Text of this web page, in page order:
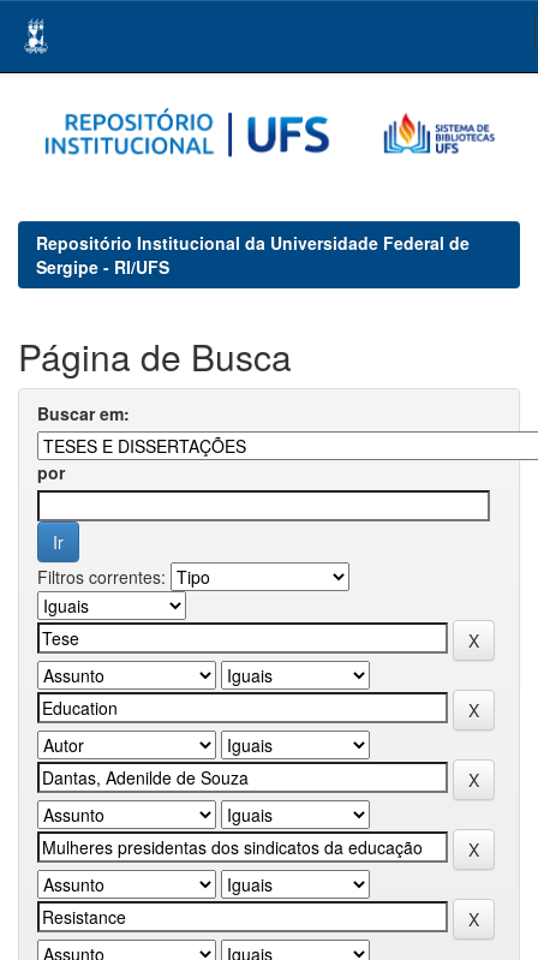
navigation
Repositório Institucional da Universidade Federal de
Sergipe - RI/UFS
Página de Busca
Buscar em:
por
Filtros correntes: